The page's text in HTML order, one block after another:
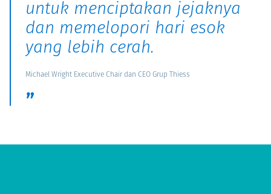
untuk menciptakan jejaknya
dan memelopori hari esok
yang lebih cerah.
Michael Wright Executive Chair dan CEO Grup Thiess